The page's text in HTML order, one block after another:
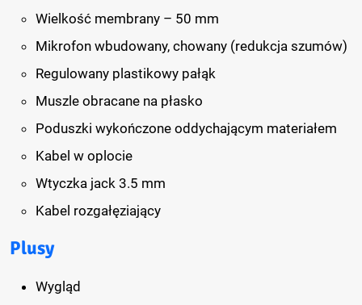
Wielkość membrany – 50 mm
Mikrofon wbudowany, chowany (redukcja szumów)
Regulowany plastikowy pałąk
Muszle obracane na płasko
Poduszki wykończone oddychającym materiałem
Kabel w oplocie
Wtyczka jack 3.5 mm
Kabel rozgałęziający
Plusy
Wygląd